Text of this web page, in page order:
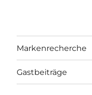
Markenrecherche
Gastbeiträge